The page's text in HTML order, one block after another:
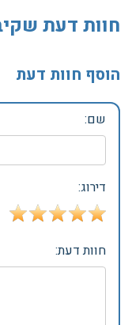
חוות דעת
הוסף חוות דעת
שם:
דירוג:
חוות דעת: